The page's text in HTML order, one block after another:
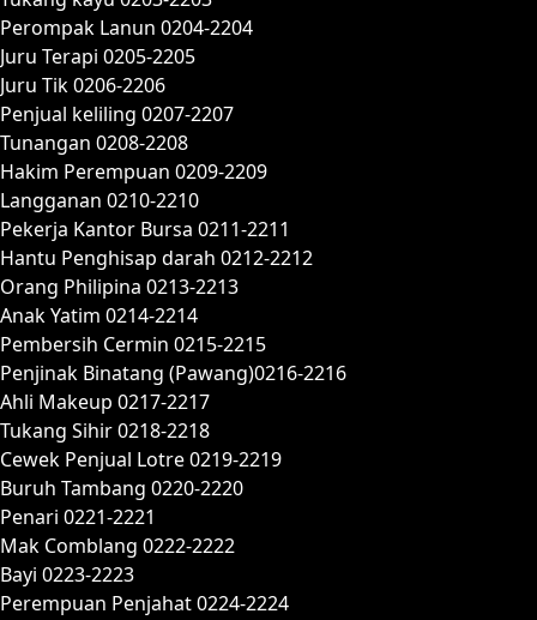
Perompak Lanun 0204-2204
Juru Terapi 0205-2205
Juru Tik 0206-2206
Penjual keliling 0207-2207
Tunangan 0208-2208
Hakim Perempuan 0209-2209
Langganan 0210-2210
Pekerja Kantor Bursa 0211-2211
Hantu Penghisap darah 0212-2212
Orang Philipina 0213-2213
Anak Yatim 0214-2214
Pembersih Cermin 0215-2215
Penjinak Binatang (Pawang)0216-2216
Ahli Makeup 0217-2217
Tukang Sihir 0218-2218
Cewek Penjual Lotre 0219-2219
Buruh Tambang 0220-2220
Penari 0221-2221
Mak Comblang 0222-2222
Bayi 0223-2223
Perempuan Penjahat 0224-2224